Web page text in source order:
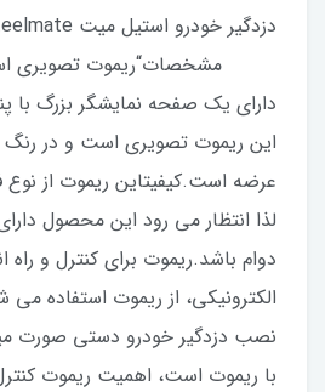
دارای یک صفحه نمایشگر بزرگ با
این ریموت تصویری است و در
عرضه است.کیفیتاین ریموت از
لذا انتظار می رود این محصول
دوام باشد.ریموت برای کنترل و
الکترونیکی، از ریموت استفاده می
نصب دزدگیر خودرو دستی صورت
با ریموت است، اهمیت ریموت